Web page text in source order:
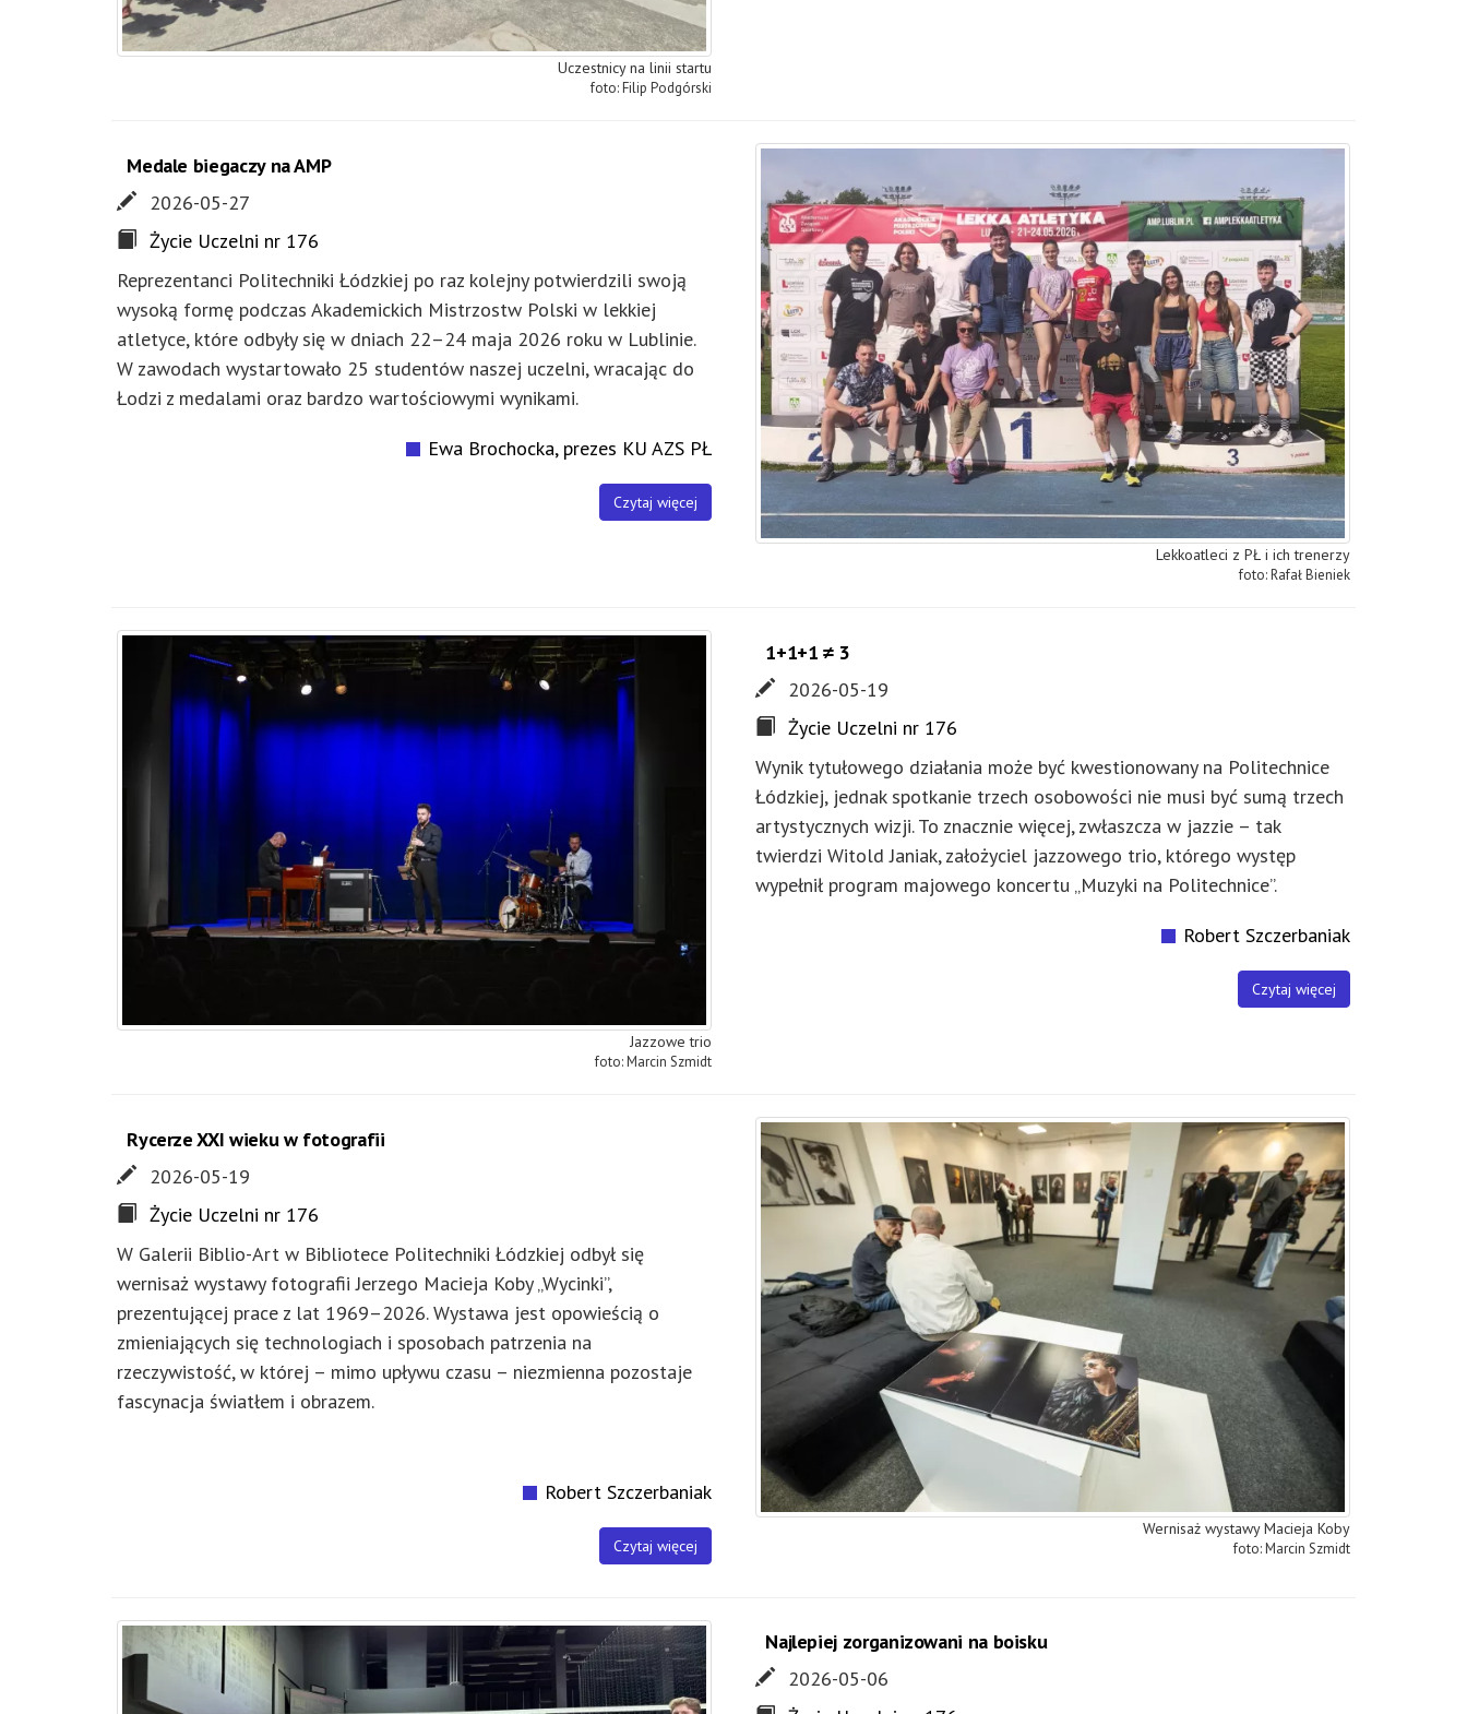
Uczestnicy na linii startu
Filip Podgórski
Medale biegaczy na AMP
2026-05-27
Życie Uczelni nr 176
Lekkoatleci z PŁ i ich trenerzy
Rafał Bieniek
Reprezentanci Politechniki Łódzkiej po raz kolejny potwierdzili swoją
wysoką formę podczas Akademickich Mistrzostw Polski w lekkiej
atletyce, które odbyły się w dniach 22–24 maja 2026 roku w Lublinie.
W zawodach wystartowało 25 studentów naszej uczelni, wracając do
Łodzi z medalami oraz bardzo wartościowymi wynikami.
Ewa Brochocka, prezes KU AZS PŁ
Czytaj więcej
1+1+1 ≠ 3
2026-05-19
Życie Uczelni nr 176
Jazzowe trio
Marcin Szmidt
Wynik tytułowego działania może być kwestionowany na Politechnice
Łódzkiej, jednak spotkanie trzech osobowości nie musi być sumą trzech
artystycznych wizji. To znacznie więcej, zwłaszcza w jazzie – tak
twierdzi Witold Janiak, założyciel jazzowego trio, którego występ
wypełnił program majowego koncertu „Muzyki na Politechnice”.
Robert Szczerbaniak
Czytaj więcej
Rycerze XXI wieku w fotografii
2026-05-19
Życie Uczelni nr 176
Wernisaż wystawy Macieja Koby
Marcin Szmidt
W Galerii Biblio-Art w Bibliotece Politechniki Łódzkiej odbył się
wernisaż wystawy fotografii Jerzego Macieja Koby „Wycinki”,
prezentującej prace z lat 1969–2026. Wystawa jest opowieścią o
zmieniających się technologiach i sposobach patrzenia na
rzeczywistość, w której – mimo upływu czasu – niezmienna pozostaje
fascynacja światłem i obrazem.
Robert Szczerbaniak
Czytaj więcej
Najlepiej zorganizowani na boisku
2026-05-06